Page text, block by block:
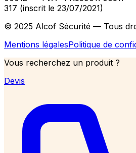
317 (inscrit le 23/07/2021)
© 2025 Alcof Sécurité — Tous
Mentions légalesPolitique de
Vous recherchez un produit ?
Devis